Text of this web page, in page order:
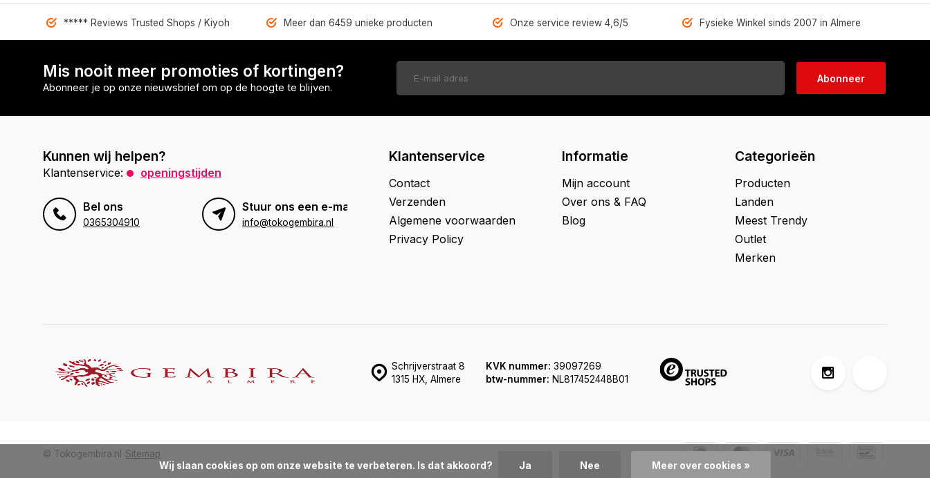
***** Reviews Trusted Shops / Kiyoh Meer dan 6459 unieke producten Onze service review 4,6/5 Fysieke Winkel sinds 2007 in Almere
Mis nooit meer promoties of kortingen?
Abonneer je op onze nieuwsbrief om op de hoogte te blijven.
Abonneer
Kunnen wij helpen?
Klantenservice: openingstijden
Bel ons
0365304910
Stuur ons een e-mail
info@tokogembira.nl
Klantenservice
Contact
Verzenden
Algemene voorwaarden
Privacy Policy
Informatie
Mijn account
Over ons & FAQ
Blog
Categorieën
Producten
Landen
Meest Trendy
Outlet
Merken
Schrijverstraat 8
1315 HX, Almere
KVK nummer: 39097269
btw-nummer: NL817452448B01
© Tokogembira.nl
Sitemap
Wij slaan cookies op om onze website te verbeteren. Is dat akkoord?
Ja Nee Meer over cookies »